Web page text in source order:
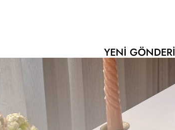
YENI GÖNDERI